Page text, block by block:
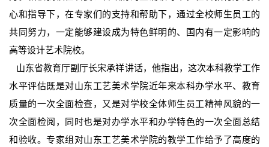
心和指导下，在专家们的支持和帮助下，通过全校师生员工的
共同努力，一定能够建设成为特色鲜明的、国内有一定影响的
高等设计艺术院校。
山东省教育厅副厅长宋承祥讲话，他指出，这次本科教学工作
水平评估既是对山东工艺美术学院近年来本科办学水平、教育
质量的一次全面检查，又是对学校全体师生员工精神风貌的一
次全面检阅，同时也是对办学水平和办学特色的一次全面总结
和验收。专家组对山东工艺美术学院的教学工作给予了高度的